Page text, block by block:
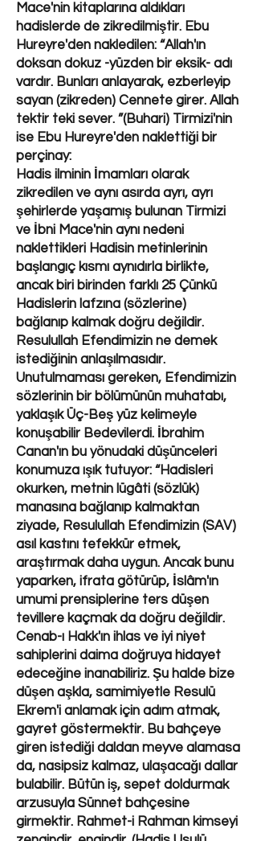
Mace'nin kitaplarına aldıkları
hadislerde de zikredilmiştir. Ebu
Hureyre'den nakledilen: “Allah'ın
doksan dokuz -yüzden bir eksik- adı
vardır. Bunları anlayarak, ezberleyip
sayan (zikreden) Cennete girer. Allah
tektir teki sever. ”(Buhari) Tirmizi'nin
ise Ebu Hureyre'den naklettiği bir
perçinay:
Hadis ilminin İmamları olarak
zikredilen ve aynı asırda ayrı, ayrı
şehirlerde yaşamış bulunan Tirmizi
ve İbni Mace'nin aynı nedeni
naklettikleri Hadisin metinlerinin
başlangıç kısmı aynıdırla birlikte,
ancak biri birinden farklı 25 Çünkü
Hadislerin lafzına (sözlerine)
bağlanıp kalmak doğru değildir.
Resulullah Efendimizin ne demek
istediğinin anlaşılmasıdır.
Unutulmaması gereken, Efendimizin
sözlerinin bir bölümünün muhatabı,
yaklaşık Üç-Beş yüz kelimeyle
konuşabilir Bedevilerdi. İbrahim
Canan'ın bu yönudaki düşünceleri
konumuza ışık tutuyor: “Hadisleri
okurken, metnin lügâti (sözlük)
manasına bağlanıp kalmaktan
ziyade, Resulullah Efendimizin (SAV)
asıl kastını tefekkür etmek,
araştırmak daha uygun. Ancak bunu
yaparken, ifrata götürüp, İslâm'ın
umumi prensiplerine ters düşen
tevillere kaçmak da doğru değildir.
Cenab-ı Hakk'ın ihlas ve iyi niyet
sahiplerini daima doğruya hidayet
edeceğine inanabiliriz. Şu halde bize
düşen aşkla, samimiyetle Resulü
Ekrem'i anlamak için adım atmak,
gayret göstermektir. Bu bahçeye
giren istediği daldan meyve alamasa
da, nasipsiz kalmaz, ulaşacağı dallar
bulabilir. Bütün iş, sepet doldurmak
arzusuyla Sünnet bahçesine
girmektir. Rahmet-i Rahman kimseyi